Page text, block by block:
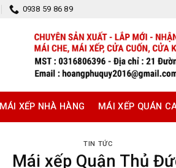
0938 59 86 89
MÁI XẾP NHÀ HÀNG MÁI XẾP QUÁN
TIN TỨC
Mái xếp Quận Thủ